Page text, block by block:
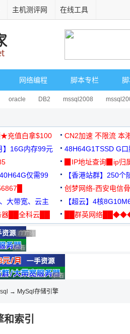
主机测评网 在线工具
网络编程 脚本专栏
oracle DB2 mssql2008
★充值白拿$100 CN2加速 不限流 本
】16G内存99元
48H64G1TSSD G
3000+可免费测试
▉IP地址查询▉ip归
仅需99
【香港站群】250
创梦网络-西安电信
88元/月
大带宽、云主
【超云】4核
██全科云██
██群英网络
广告 商业广告，理性选择
广告 商业广告，理性选择
广告 商业广告，理性选择
广告 商业广告，理性选择
广告 商业广告，理性选择
→ MySql存储引擎
索引